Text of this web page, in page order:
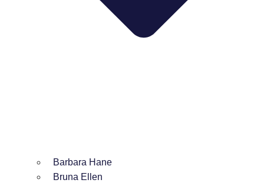
Barbara Hane
Bruna Ellen